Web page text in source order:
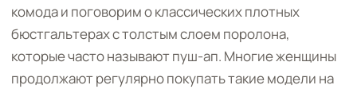
комода и поговорим о классических плотных
бюстгальтерах с толстым слоем поролона,
которые часто называют пуш-ап. Многие женщины
продолжают регулярно покупать такие модели на